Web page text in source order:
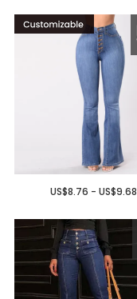
US$8.76 - US$9.68